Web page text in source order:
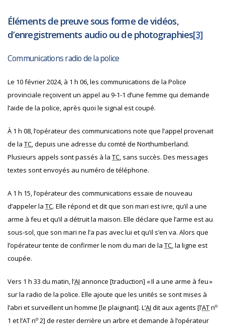
Éléments de preuve sous forme de vidéos,
d’enregistrements audio ou de photographies[3]
Communications radio de la police
Le 10 février 2024, à 1 h 06, les communications de la Police
provinciale reçoivent un appel au 9-1-1 d’une femme qui demande
l’aide de la police, après quoi le signal est coupé.
À 1 h 08, l’opérateur des communications note que l’appel provenait
de la TC, depuis une adresse du comté de Northumberland.
Plusieurs appels sont passés à la TC, sans succès. Des messages
textes sont envoyés au numéro de téléphone.
A 1 h 15, l’opérateur des communications essaie de nouveau
d’appeler la TC. Elle répond et dit que son mari est ivre, qu’il a une
arme à feu et qu’il a détruit la maison. Elle déclare que l’arme est au
sous-sol, que son mari ne l’a pas avec lui et qu’il s’en va. Alors que
l’opérateur tente de confirmer le nom du mari de la TC, la ligne est
coupée.
Vers 1 h 33 du matin, l’AI annonce [traduction] « Il a une arme à feu »
sur la radio de la police. Elle ajoute que les unités se sont mises à
l’abri et surveillent un homme [le plaignant]. L’AI dit aux agents [l’ATno
1 et l’ATno 2] de rester derrière un arbre et demande à l’opérateur